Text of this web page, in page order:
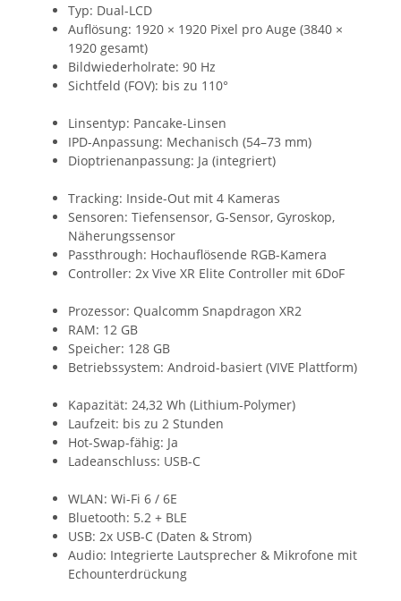
Typ: Dual-LCD
Auflösung: 1920 × 1920 Pixel pro Auge (3840 ×
1920 gesamt)
Bildwiederholrate: 90 Hz
Sichtfeld (FOV): bis zu 110°
Linsentyp: Pancake-Linsen
IPD-Anpassung: Mechanisch (54–73 mm)
Dioptrienanpassung: Ja (integriert)
Tracking: Inside-Out mit 4 Kameras
Sensoren: Tiefensensor, G-Sensor, Gyroskop,
Näherungssensor
Passthrough: Hochauflösende RGB-Kamera
Controller: 2x Vive XR Elite Controller mit 6DoF
Prozessor: Qualcomm Snapdragon XR2
RAM: 12 GB
Speicher: 128 GB
Betriebssystem: Android-basiert (VIVE Plattform)
Kapazität: 24,32 Wh (Lithium-Polymer)
Laufzeit: bis zu 2 Stunden
Hot-Swap-fähig: Ja
Ladeanschluss: USB-C
WLAN: Wi-Fi 6 / 6E
Bluetooth: 5.2 + BLE
USB: 2x USB-C (Daten & Strom)
Audio: Integrierte Lautsprecher & Mikrofone mit
Echounterdrückung